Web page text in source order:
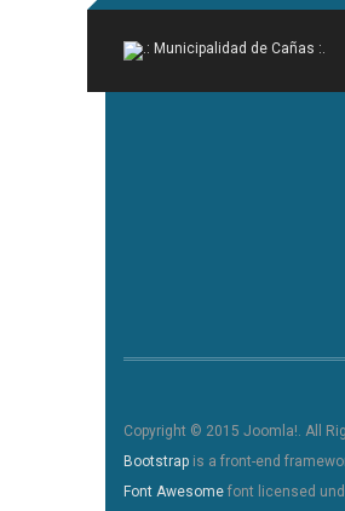
Copyright © 2015 Joomla!. All
Bootstrap is a front-end
Font Awesome font licensed